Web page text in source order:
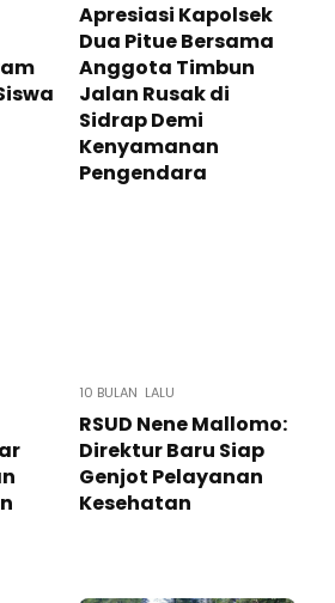
Apresiasi Kapolsek
Dua Pitue Bersama
Anggota Timbun
Jalan Rusak di
Sidrap Demi
Kenyamanan
Pengendara
10 BULAN LALU
RSUD Nene Mallomo:
Direktur Baru Siap
Genjot Pelayanan
Kesehatan